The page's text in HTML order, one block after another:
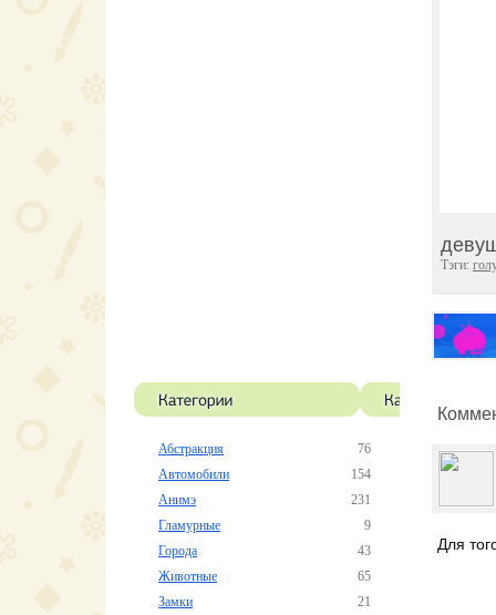
Абстракция
76
Автомобили
154
Анимэ
231
Гламурные
9
Города
43
Животные
65
Замки
21
Тэги:
Для